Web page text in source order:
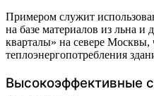
Примером служит
на базе материалов из льна
кварталы» на севере
теплоэнергопотребления
Высокоэффективные